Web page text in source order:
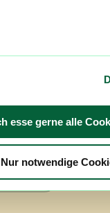
esse gerne alle
Nur notwendige
flowzz noch
informiert zu
zu erhalten!